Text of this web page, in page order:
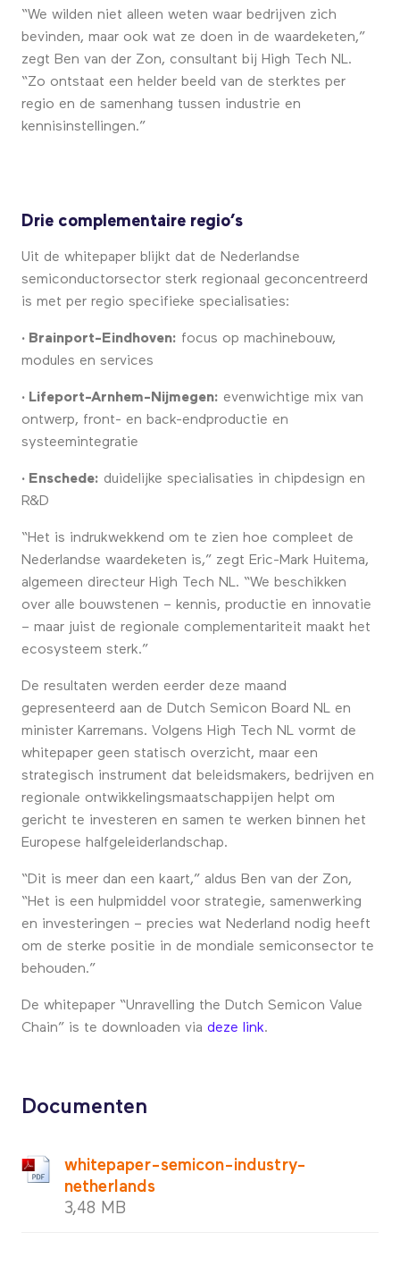
“We wilden niet alleen weten waar bedrijven zich
bevinden, maar ook wat ze doen in de waardeketen,”
zegt Ben van der Zon, consultant bij High Tech NL.
“Zo ontstaat een helder beeld van de sterktes per
regio en de samenhang tussen industrie en
kennisinstellingen.”
Drie complementaire regio’s
Uit de whitepaper blijkt dat de Nederlandse
semiconductorsector sterk regionaal geconcentreerd
is met per regio specifieke specialisaties:
· Brainport-Eindhoven: focus op machinebouw,
modules en services
· Lifeport-Arnhem-Nijmegen: evenwichtige mix van
ontwerp, front- en back-endproductie en
systeemintegratie
· Enschede: duidelijke specialisaties in chipdesign en
R&D
“Het is indrukwekkend om te zien hoe compleet de
Nederlandse waardeketen is,” zegt Eric-Mark Huitema,
algemeen directeur High Tech NL. “We beschikken
over alle bouwstenen – kennis, productie en innovatie
– maar juist de regionale complementariteit maakt het
ecosysteem sterk.”
De resultaten werden eerder deze maand
gepresenteerd aan de Dutch Semicon Board NL en
minister Karremans. Volgens High Tech NL vormt de
whitepaper geen statisch overzicht, maar een
strategisch instrument dat beleidsmakers, bedrijven en
regionale ontwikkelingsmaatschappijen helpt om
gericht te investeren en samen te werken binnen het
Europese halfgeleiderlandschap.
“Dit is meer dan een kaart,” aldus Ben van der Zon,
“Het is een hulpmiddel voor strategie, samenwerking
en investeringen – precies wat Nederland nodig heeft
om de sterke positie in de mondiale semiconsector te
behouden.”
De whitepaper “Unravelling the Dutch Semicon Value
Chain” is te downloaden via deze link.
Documenten
whitepaper-semicon-industry-
netherlands
3,48 MB